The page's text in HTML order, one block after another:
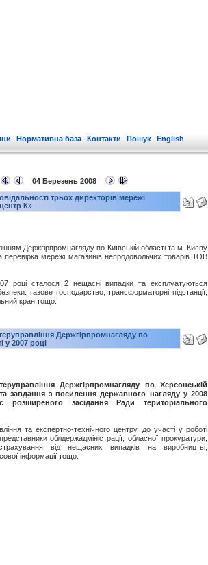
Нормативна база Контакти Пошук English
04 Березень 2008
трьох директорів мережі
К»
Держгірпромнагляду по Київській області та м. Києву
мережі магазинів непродовольчих товарів ТОВ
році сталося 2 нещасні випадки та експлуатуються
газове господарство, трансформаторні підстанції,
кран тощо.
Держгірпромнагляду по
у 2007 році
Держгірпромнагляду по Херсонській
завдання з посилення державного нагляду у 2008
розширеного засідання Ради територіального
та експертно-технічного центру, до участі у роботі
облдержадміністрації, обласної прокуратури,
від нещасних випадків на виробництві,
інформації тощо.